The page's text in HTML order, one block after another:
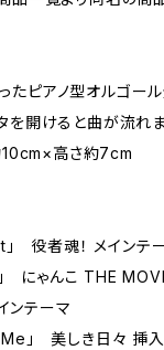
たピアノ型オルゴール
を開けると曲が流れま
高さ約7cm
役者魂！ メインテ
にゃんこ THE
ンテーマ
」 美しき日々 挿